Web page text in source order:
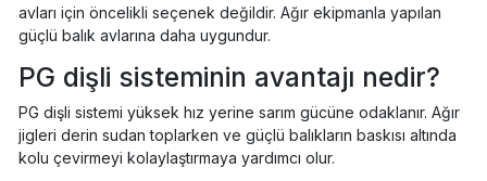
avları için öncelikli seçenek değildir. Ağır ekipmanla yapılan
güçlü balık avlarına daha uygundur.
PG dişli sisteminin avantajı nedir?
PG dişli sistemi yüksek hız yerine sarım gücüne odaklanır. Ağır
jigleri derin sudan toplarken ve güçlü balıkların baskısı altında
kolu çevirmeyi kolaylaştırmaya yardımcı olur.